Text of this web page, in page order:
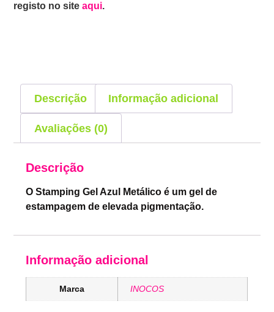
registo no siteaqui.
Descrição Informação adicional
Avaliações (0)
Descrição
O Stamping Gel Azul Metálico é um gel de
estampagem de elevada pigmentação.
Informação adicional
Marca INOCOS